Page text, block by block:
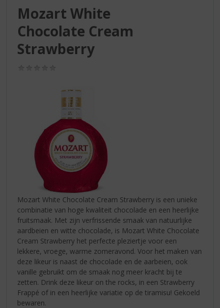
Mozart White
Chocolate Cream
Strawberry
Mozart White Chocolate Cream Strawberry is een unieke
combinatie van hoge kwaliteit chocolade en een heerlijke
fruitsmaak. Met zijn verfrissende smaak van natuurlijke
aardbeien en witte chocolade, is Mozart White Chocolate
Cream Strawberry het perfecte pleziertje voor een
lekkere, vroege, warme zomeravond. Voor het maken van
deze likeur is naast de chocolade en de aarbeien, ook
vanille gebruikt om de smaak nog meer kracht bij te
zetten. Drink deze likeur on the rocks, in een Strawberry
Frappé of in een heerlijke variatie op de tiramisu! Gekoeld
bewaren.